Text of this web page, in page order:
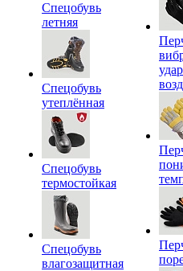
Спецобувь
летняя
Спецобувь
утеплённая
Спецобувь
термостойкая
Спецобувь
влагозащитная